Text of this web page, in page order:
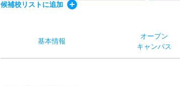
候補校リストに追加
基本情報
オープン
キャンパス